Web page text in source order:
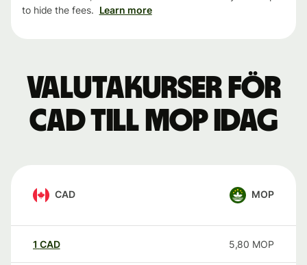
to hide the fees. Learn more
Valutakurser för
CAD till MOP idag
CAD MOP
1 CAD 5,80 MOP